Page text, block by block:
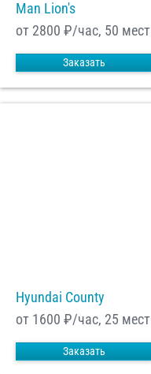
Man Lion's
от 2800 ₽/час, 50 мест
Заказать
Hyundai County
от 1600 ₽/час, 25 мест
Заказать